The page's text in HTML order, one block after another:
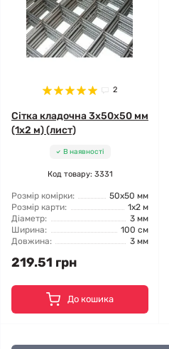
2
Сітка кладочна 3x50x50 мм
(1x2 м) (лист)
В наявності
Код товару: 3331
Розмір комірки:
50x50 мм
Розмір карти:
1x2 м
Діаметр:
3 мм
Ширина:
100 см
Довжина:
3 мм
219.51 грн
До кошика